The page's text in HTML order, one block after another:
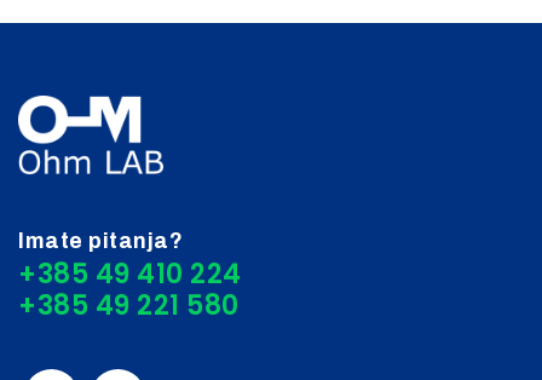
Imate pitanja?
+385 49 410 224